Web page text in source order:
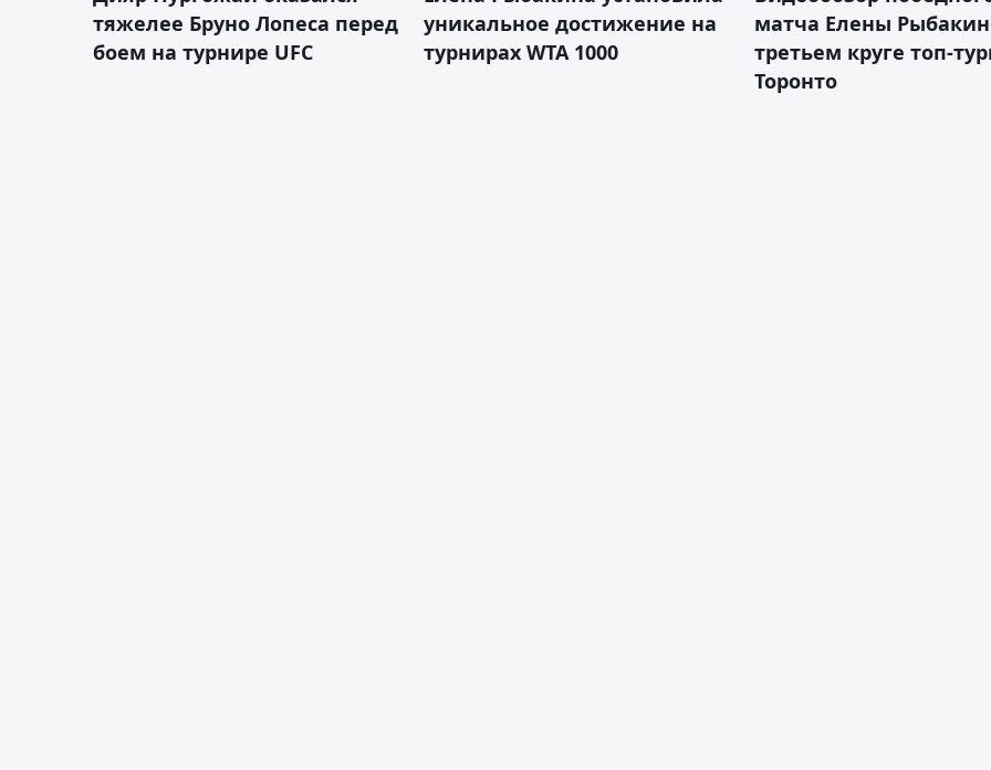
тяжелее Бруно Лопеса перед
боем на турнире UFC
уникальное достижение на
турнирах WTA 1000
матча Елены
третьем круге топ-
Торонто